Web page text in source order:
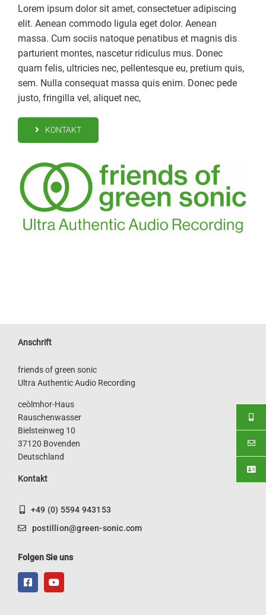
Lorem ipsum dolor sit amet, consectetuer adipiscing
elit. Aenean commodo ligula eget dolor. Aenean
massa. Cum sociis natoque penatibus et magnis dis
parturient montes, nascetur ridiculus mus. Donec
quam felis, ultricies nec, pellentesque eu, pretium quis,
sem. Nulla consequat massa quis enim. Donec pede
justo, fringilla vel, aliquet nec,
KONTAKT
Anschrift
friends of green sonic
Ultra Authentic Audio Recording
ceòlmhor-Haus
Rauschenwasser
Bielsteinweg 10
37120 Bovenden
Deutschland
Kontakt
+49 (0) 5594 943153
postillion@green-sonic.com
Folgen Sie uns